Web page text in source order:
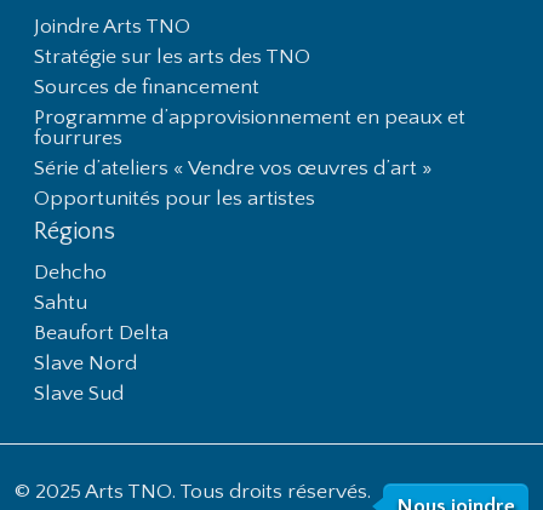
Joindre Arts TNO
Stratégie sur les arts des TNO
Sources de financement
Programme d’approvisionnement en peaux et
fourrures
Série d’ateliers « Vendre vos œuvres d’art »
Opportunités pour les artistes
Régions
Dehcho
Sahtu
Beaufort Delta
Slave Nord
Slave Sud
© 2025 Arts TNO. Tous droits réservés.